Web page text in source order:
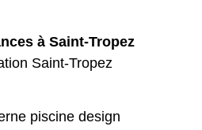
à Saint-Tropez